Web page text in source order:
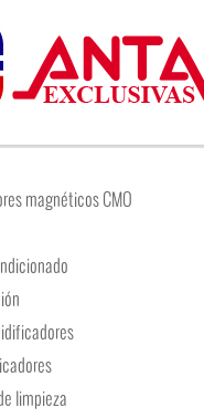
magnéticos CMO
limpieza